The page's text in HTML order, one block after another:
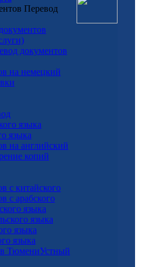
Перевод
документов
на немецкий
языка
языка
на английский
копий
с китайского
с арабского
языка
языка
языка
языка
Устный